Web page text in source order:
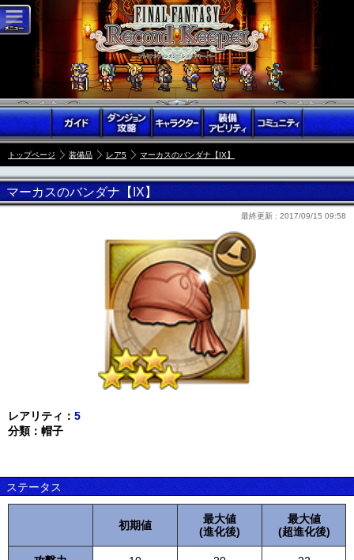
トップページ 装備品 レア5 マーカスのバンダナ【IX】
マーカスのバンダナ【IX】
最終更新 : 2017/09/15 09:58
レアリティ： 5
分類：帽子
ステータス
初期値
最大値
(進化後)
最大値
(超進化後)